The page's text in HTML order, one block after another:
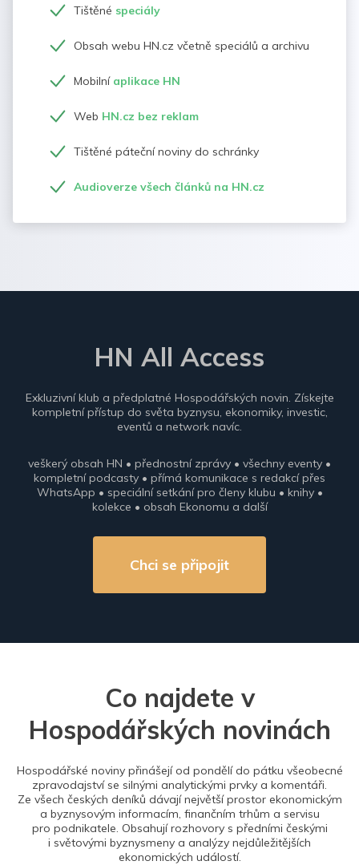
Tištěné speciály
Obsah webu HN.cz včetně speciálů a archivu
Mobilní aplikace HN
Web HN.cz bez reklam
Tištěné páteční noviny do schránky
Audioverze všech článků na HN.cz
HN All Access
Exkluzivní klub a předplatné Hospodářských novin. Získejte
kompletní přístup do světa byznysu, ekonomiky, investic,
eventů a network navíc.
veškerý obsah HN • přednostní zprávy • všechny eventy •
kompletní podcasty • přímá komunikace s redakcí přes
WhatsApp • speciální setkání pro členy klubu • knihy •
kolekce • obsah Ekonomu a další
Chci se připojit
Co najdete v
Hospodářských novinách
Hospodářské noviny přinášejí od pondělí do pátku všeobecné
zpravodajství se silnými analytickými prvky a komentáři.
Ze všech českých deníků dávají největší prostor ekonomickým
a byznysovým informacím, finančním trhům a servisu
pro podnikatele. Obsahují rozhovory s předními českými
i světovými byznysmeny a analýzy nejdůležitějších
ekonomických událostí.